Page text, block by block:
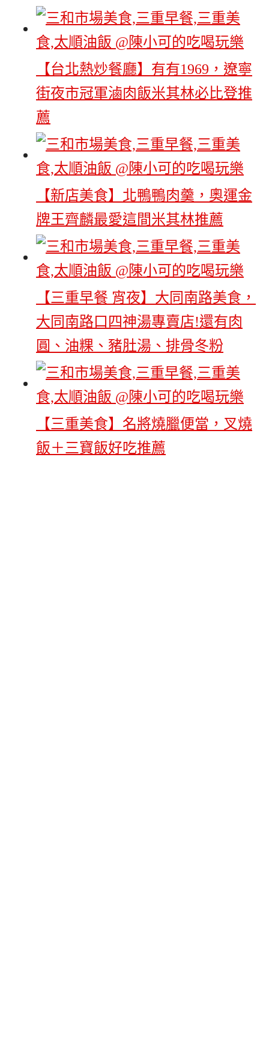
【台北熱炒餐廳】有有1969，遼寧
街夜市冠軍滷肉飯米其林必比登推
薦
【新店美食】北鴨鴨肉羹，奧運金
牌王齊麟最愛這間米其林推薦
【三重早餐 宵夜】大同南路美食，
大同南路口四神湯專賣店!還有肉
圓、油粿、豬肚湯、排骨冬粉
【三重美食】名將燒臘便當，叉燒
飯＋三寶飯好吃推薦